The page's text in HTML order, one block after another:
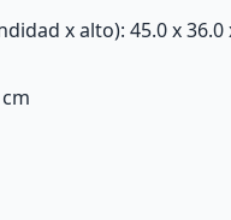
x alto): 45.0 x 36.0